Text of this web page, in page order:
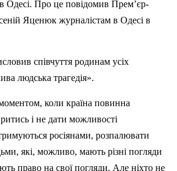
в Одесі. Про це повідомив Прем’єр-
Яценюк журналістам в Одесі в
співчуття родинам усіх
людська трагедія».
коли країна повинна
і не дати можливості
росіянами, розпалювати
які, можливо, мають різні погляди
право на свої погляди. Але ніхто не